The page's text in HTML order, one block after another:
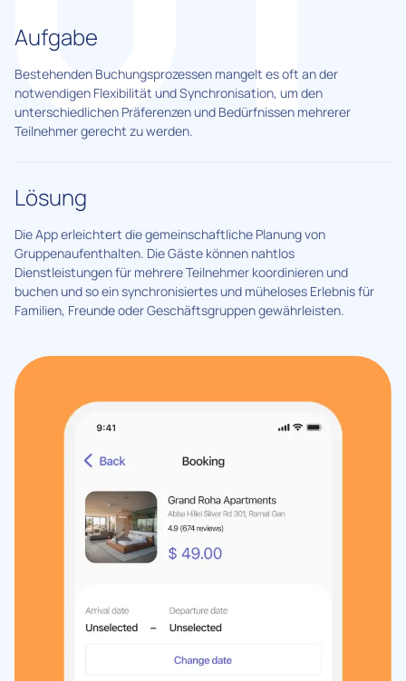
Aufgabe
Bestehenden Buchungsprozessen mangelt es oft an der
notwendigen Flexibilität und Synchronisation, um den
unterschiedlichen Präferenzen und Bedürfnissen mehrerer
Teilnehmer gerecht zu werden.
Lösung
Die App erleichtert die gemeinschaftliche Planung von
Gruppenaufenthalten. Die Gäste können nahtlos
Dienstleistungen für mehrere Teilnehmer koordinieren und
buchen und so ein synchronisiertes und müheloses Erlebnis für
Familien, Freunde oder Geschäftsgruppen gewährleisten.